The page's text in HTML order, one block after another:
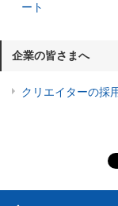
ート
企業の皆さまへ
クリエイターの採